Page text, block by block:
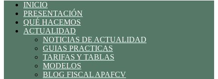
INICIO
PRESENTACIÓN
QUÉ HACEMOS
ACTUALIDAD
NOTICIAS DE ACTUALIDAD
GUIAS PRACTICAS
TARIFAS Y TABLAS
MODELOS
BLOG FISCAL APAFCV